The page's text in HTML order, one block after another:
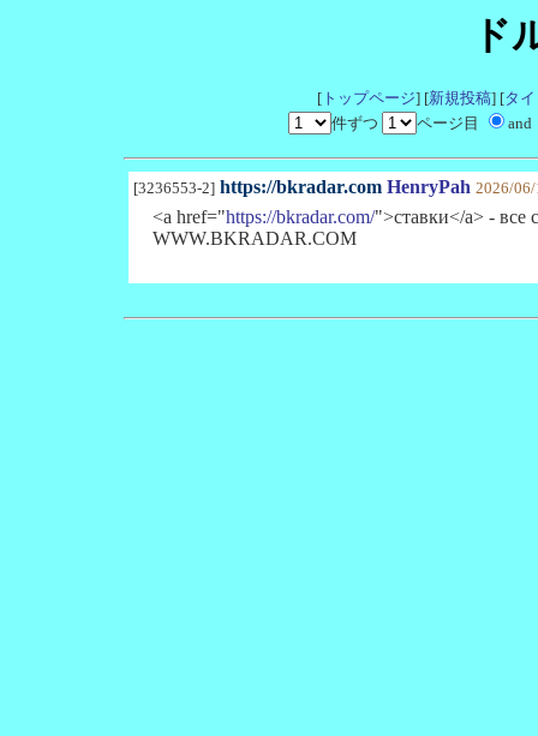
ド
[トップページ] [新規投稿] [タ
件ずつ
ページ目 and
[3236553-2] https://bkradar.com HenryPah 2026/
<a href="https://bkradar.com/">ставки</a> - все
WWW.BKRADAR.COM